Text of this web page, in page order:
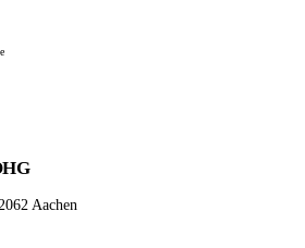
Aachen